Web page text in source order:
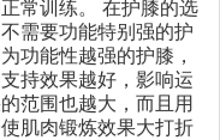
常训练。 在护膝的选
需要功能特别强的护
功能性越强的护膝，
持效果越好，影响运
范围也越大，而且用
肌肉锻炼效果大打折